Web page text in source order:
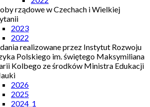
rządowe w Czechach i Wielkiej
2023
2022
realizowane przez Instytut Rozwoju
Polskiego im. świętego Maksymiliana
Kolbego ze środków Ministra Edukacji
2026
2025
2024_1